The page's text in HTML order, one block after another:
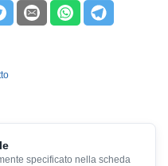
specificato nella scheda